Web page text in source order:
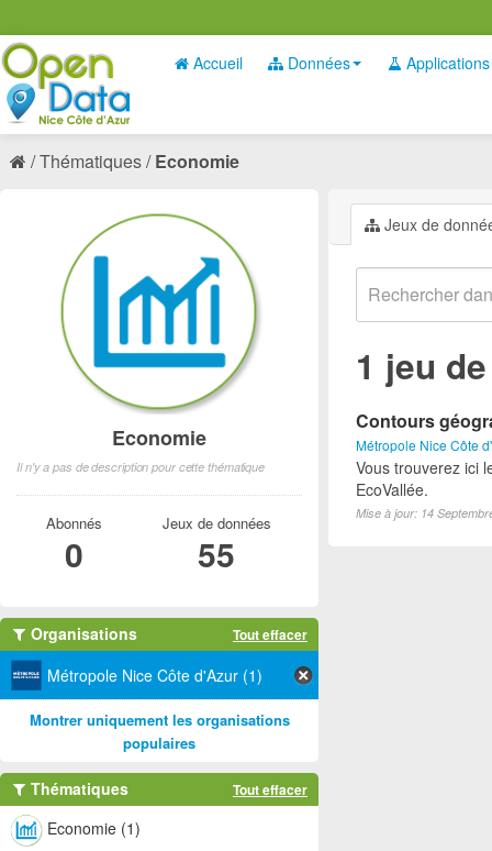
Accueil Données Applications
Thématiques Economie
Jeux de
1 jeu
Contours
Métropole Nice Côte
Vous trouverez ici
EcoVallée.
Mise à jour: 14
Economie
Il n'y a pas de description pour cette thématique
Abonnés
0
Jeux de données
55
Organisations Tout effacer
Métropole Nice Côte d'Azur (1)
Montrer uniquement les organisations
populaires
Thématiques Tout effacer
Economie (1)